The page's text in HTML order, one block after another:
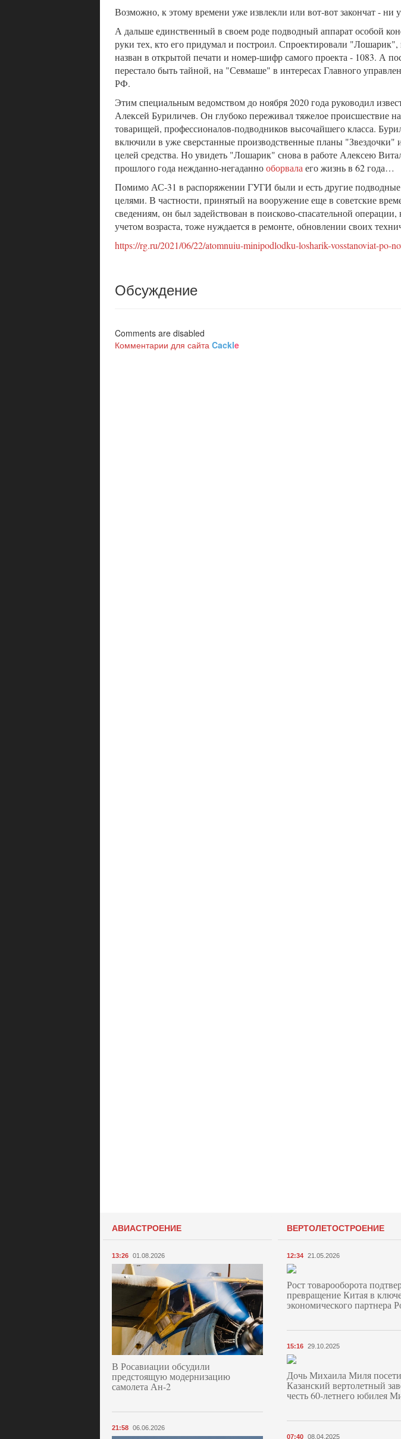
Возможно, к этому времени уже извлекли или вот-вот закончат - ни
А дальше единственный в своем роде подводный аппарат особой
руки тех, кто его придумал и построил. Спроектировали
назван в открытой печати и номер-шифр самого проекта - 1083. А
перестало быть тайной, на "Севмаше" в интересах Главного
РФ.
Этим специальным ведомством до ноября 2020 года руководил
Алексей Буриличев. Он глубоко переживал тяжелое происшествие
товарищей, профессионалов-подводников высочайшего класса.
включили в уже сверстанные производственные планы
целей средства. Но увидеть "Лошарик" снова в работе Алексею
прошлого года нежданно-негаданнооборвалаего жизнь в 62 года…
Помимо АС-31 в распоряжении ГУГИ были и есть другие
целями. В частности, принятый на вооружение еще в советские
сведениям, он был задействован в поисково-спасательной
учетом возраста, тоже нуждается в ремонте, обновлении своих
https://rg.ru/2021/06/22/atomnuiu-minipodlodku-losharik-vosstanoviat-po-
Обсуждение
Comments are disabled
Комментарии для сайта Cackle
АВИАСТРОЕНИЕ
13:26 01.08.2026
В Росавиации обсудили
предстоящую модернизацию
самолета Ан-2
21:58 06.06.2026
ВЕРТОЛЕТОСТРОЕНИЕ
12:34 21.05.2026
Рост товарооборота
превращение Китая в
экономического партнера
15:16 29.10.2025
Дочь Михаила Миля
Казанский вертолетный
честь 60-летнего юбилея
07:40 08.04.2025